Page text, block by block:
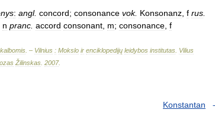
: angl. concord; consonance vok. Konsonanz f rus
n pranc accord consonant m; consonance f
kalbomis . – Vilnius : Mokslo ir enciklopedijų leidybos institutas Vilius
Žilinskas 2007.
Konstantan